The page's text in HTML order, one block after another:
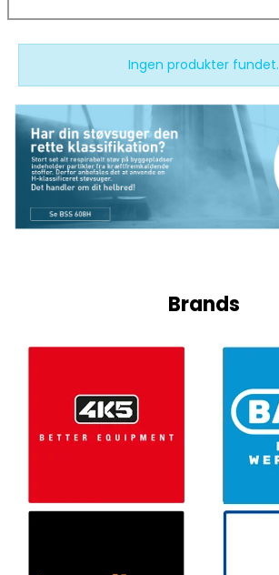
Ingen produkter fundet.
Brands